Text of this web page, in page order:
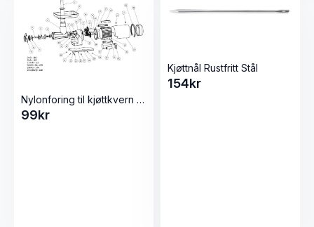
Nylonforing til kjøttkvern TC-22
99kr
Kjøttnål Rustfritt Stål
154kr